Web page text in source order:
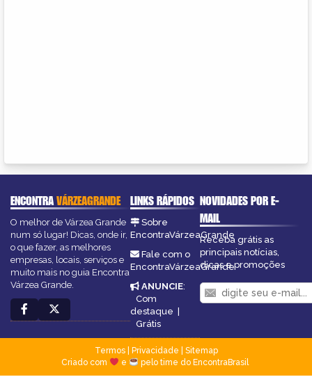
ENCONTRAVÁRZEAGRANDE
O melhor de Várzea Grande
num só lugar! Dicas, onde ir,
o que fazer, as melhores
empresas, locais, serviços e
muito mais no guia Encontra
Várzea Grande.
LINKS RÁPIDOS
Sobre
EncontraVárzeaGrande
Fale com o
EncontraVárzeaGrande
ANUNCIE:
Com
destaque |
Grátis
NOVIDADES POR E-
MAIL
Receba grátis as
principais notícias,
dicas e promoções
Termos| Privacidade
Sitemap
Criado com
e pelo time do EncontraBrasil